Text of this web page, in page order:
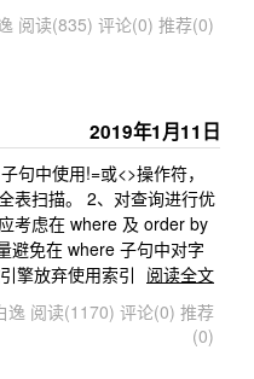
阅读(835) 评论(0) 推荐(0)
2019年1月11日
句中使用!=或<>操作符，
表扫描。 2、对查询进行优
考虑在 where 及 order by
避免在 where 子句中对字
擎放弃使用索引 阅读全文
逸 阅读(1170) 评论(0) 推荐
(0)